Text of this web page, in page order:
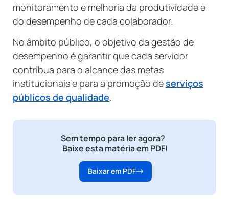
monitoramento e melhoria da produtividade e
do desempenho de cada colaborador.
No âmbito público, o objetivo da gestão de
desempenho é garantir que cada servidor
contribua para o alcance das metas
institucionais e para a promoção deserviços
públicos de qualidade.
Sem tempo para ler agora?
Baixe esta matéria em PDF!
Baixar em PDF